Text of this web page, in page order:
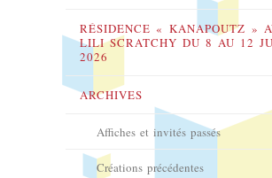
RÉSIDENCE « KANAPOUTZ »
LILI SCRATCHY DU 8 AU 12
2026
ARCHIVES
Affiches et invités passés
Créations précédentes